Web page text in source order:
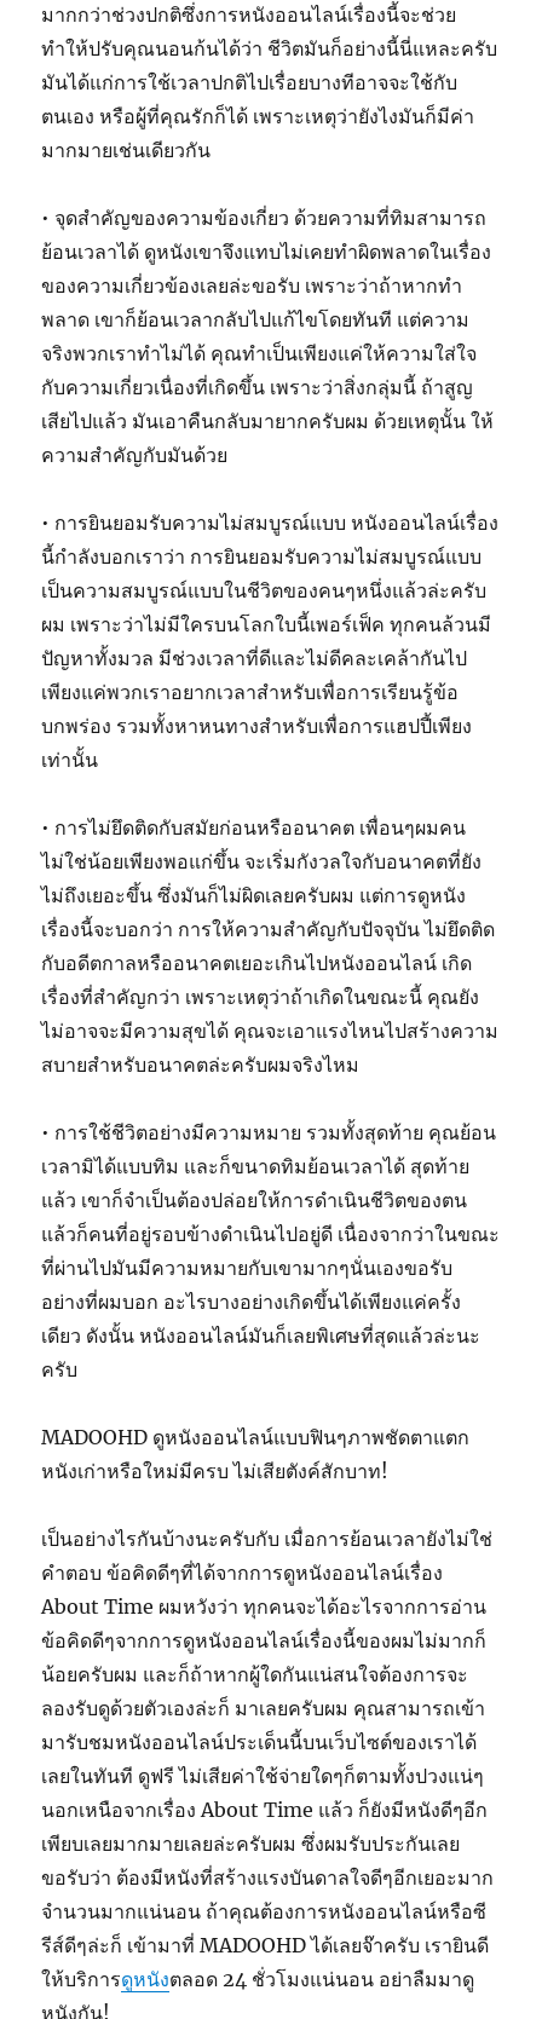
มากกว่าช่วงปกติซึ่งการหนังออนไลน์เรื่องนี้จะช่วย
ทำให้ปรับคุณนอนก้นได้ว่า ชีวิตมันก็อย่างนี้นี่แหละครับ
มันได้แก่การใช้เวลาปกติไปเรื่อยบางทีอาจจะใช้กับ
ตนเอง หรือผู้ที่คุณรักก็ได้ เพราะเหตุว่ายังไงมันก็มีค่า
มากมายเช่นเดียวกัน
• จุดสำคัญของความข้องเกี่ยว ด้วยความที่ทิมสามารถ
ย้อนเวลาได้ ดูหนังเขาจึงแทบไม่เคยทำผิดพลาดในเรื่อง
ของความเกี่ยวข้องเลยล่ะขอรับ เพราะว่าถ้าหากทำ
พลาด เขาก็ย้อนเวลากลับไปแก้ไขโดยทันที แต่ความ
จริงพวกเราทำไม่ได้ คุณทำเป็นเพียงแค่ให้ความใส่ใจ
กับความเกี่ยวเนื่องที่เกิดขึ้น เพราะว่าสิ่งกลุ่มนี้ ถ้าสูญ
เสียไปแล้ว มันเอาคืนกลับมายากครับผม ด้วยเหตุนั้น ให้
ความสำคัญกับมันด้วย
• การยินยอมรับความไม่สมบูรณ์แบบ หนังออนไลน์เรื่อง
นี้กำลังบอกเราว่า การยินยอมรับความไม่สมบูรณ์แบบ
เป็นความสมบูรณ์แบบในชีวิตของคนๆหนึ่งแล้วล่ะครับ
ผม เพราะว่าไม่มีใครบนโลกใบนี้เพอร์เฟ็ค ทุกคนล้วนมี
ปัญหาทั้งมวล มีช่วงเวลาที่ดีและไม่ดีคละเคล้ากันไป
เพียงแค่พวกเราอยากเวลาสำหรับเพื่อการเรียนรู้ข้อ
บกพร่อง รวมทั้งหาหนทางสำหรับเพื่อการแฮปปี้เพียง
เท่านั้น
• การไม่ยึดติดกับสมัยก่อนหรืออนาคต เพื่อนๆผมคน
ไม่ใช่น้อยเพียงพอแก่ขึ้น จะเริ่มกังวลใจกับอนาคตที่ยัง
ไม่ถึงเยอะขึ้น ซึ่งมันก็ไม่ผิดเลยครับผม แต่การดูหนัง
เรื่องนี้จะบอกว่า การให้ความสำคัญกับปัจจุบัน ไม่ยึดติด
กับอดีตกาลหรืออนาคตเยอะเกินไปหนังออนไลน์ เกิด
เรื่องที่สำคัญกว่า เพราะเหตุว่าถ้าเกิดในขณะนี้ คุณยัง
ไม่อาจจะมีความสุขได้ คุณจะเอาแรงไหนไปสร้างความ
สบายสำหรับอนาคตล่ะครับผมจริงไหม
• การใช้ชีวิตอย่างมีความหมาย รวมทั้งสุดท้าย คุณย้อน
เวลามิได้แบบทิม และก็ขนาดทิมย้อนเวลาได้ สุดท้าย
แล้ว เขาก็จำเป็นต้องปล่อยให้การดำเนินชีวิตของตน
แล้วก็คนที่อยู่รอบข้างดำเนินไปอยู่ดี เนื่องจากว่าในขณะ
ที่ผ่านไปมันมีความหมายกับเขามากๆนั่นเองขอรับ
อย่างที่ผมบอก อะไรบางอย่างเกิดขึ้นได้เพียงแค่ครั้ง
เดียว ดังนั้น หนังออนไลน์มันก็เลยพิเศษที่สุดแล้วล่ะนะ
ครับ
MADOOHD ดูหนังออนไลน์แบบฟินๆภาพชัดตาแตก
หนังเก่าหรือใหม่มีครบ ไม่เสียตังค์สักบาท!
เป็นอย่างไรกันบ้างนะครับกับ เมื่อการย้อนเวลายังไม่ใช่
คำตอบ ข้อคิดดีๆที่ได้จากการดูหนังออนไลน์เรื่อง
About Time ผมหวังว่า ทุกคนจะได้อะไรจากการอ่าน
ข้อคิดดีๆจากการดูหนังออนไลน์เรื่องนี้ของผมไม่มากก็
น้อยครับผม และก็ถ้าหากผู้ใดกันแน่สนใจต้องการจะ
ลองรับดูด้วยตัวเองล่ะก็ มาเลยครับผม คุณสามารถเข้า
มารับชมหนังออนไลน์ประเด็นนี้บนเว็บไซต์ของเราได้
เลยในทันที ดูฟรี ไม่เสียค่าใช้จ่ายใดๆก็ตามทั้งปวงแน่ๆ
นอกเหนือจากเรื่อง About Time แล้ว ก็ยังมีหนังดีๆอีก
เพียบเลยมากมายเลยล่ะครับผม ซึ่งผมรับประกันเลย
ขอรับว่า ต้องมีหนังที่สร้างแรงบันดาลใจดีๆอีกเยอะมาก
จำนวนมากแน่นอน ถ้าคุณต้องการหนังออนไลน์หรือซี
รีส์ดีๆล่ะก็ เข้ามาที่ MADOOHD ได้เลยจ๊าครับ เรายินดี
ให้บริการดูหนังตลอด 24 ชั่วโมงแน่นอน อย่าลืมมาดู
หนังกัน!